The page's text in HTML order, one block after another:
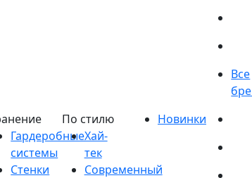
Гардеробные
системы
Стенки